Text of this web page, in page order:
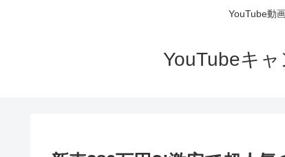
YouTube動
YouTubeキ